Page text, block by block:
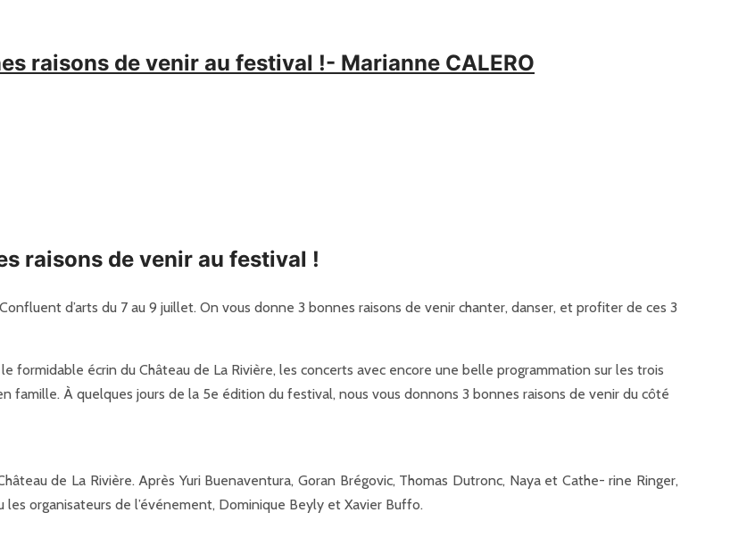
raisons de venir au festival !- Marianne CALERO
raisons de venir au festival !
d’arts du 7 au 9 juillet. On vous donne 3 bonnes raisons de venir chanter, danser, et profiter de ces 3
formidable écrin du Château de La Rivière, les concerts avec encore une belle programmation sur les trois
famille. À quelques jours de la 5e édition du festival, nous vous donnons 3 bonnes raisons de venir du côté
de La Rivière. Après Yuri Buenaventura, Goran Brégovic, Thomas Dutronc, Naya et Cathe- rine Ringer,
organisateurs de l’événement, Dominique Beyly et Xavier Buffo.